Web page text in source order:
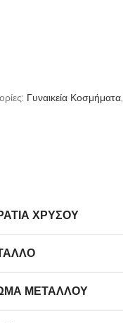
Γυναικεία Κοσμήματα,
ΧΡΥΣΟΎ
ΜΕΤΆΛΛΟΥ